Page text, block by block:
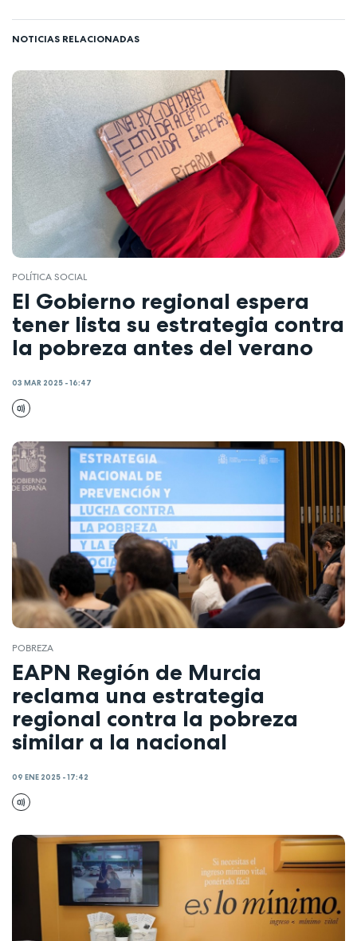
NOTICIAS RELACIONADAS
POLÍTICA SOCIAL
El Gobierno regional espera
tener lista su estrategia contra
la pobreza antes del verano
03 MAR 2025 - 16:47
POBREZA
EAPN Región de Murcia
reclama una estrategia
regional contra la pobreza
similar a la nacional
09 ENE 2025 - 17:42